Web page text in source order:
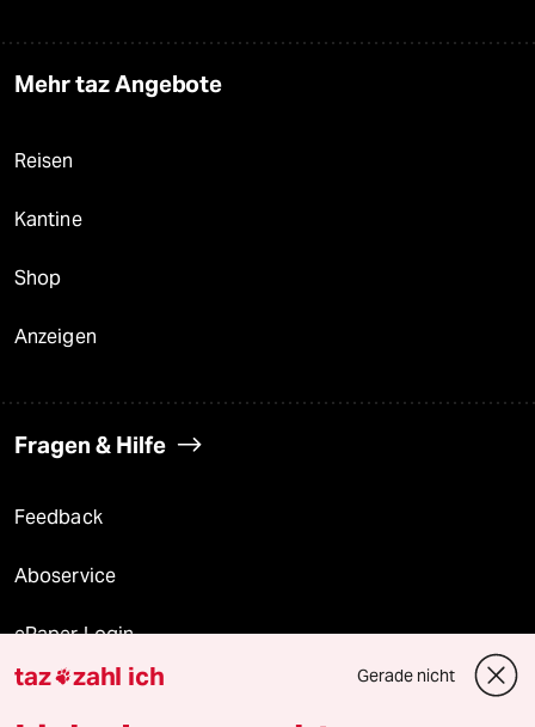
Mehr taz Angebote
Reisen
Kantine
Shop
Anzeigen
Fragen & Hilfe
Feedback
Aboservice
ePaper Login
Downloads für Abonnierende
taz zahl ich Gerade nicht